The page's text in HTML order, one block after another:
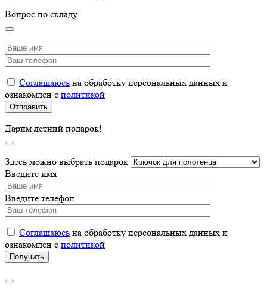
Вопрос по складу
Соглашаюсь на обработку персональных данных и
ознакомлен с политикой
Дарим летний подарок!
Здесь можно выбрать подарок
Введите имя
Введите телефон
Соглашаюсь на обработку персональных данных и
ознакомлен с политикой